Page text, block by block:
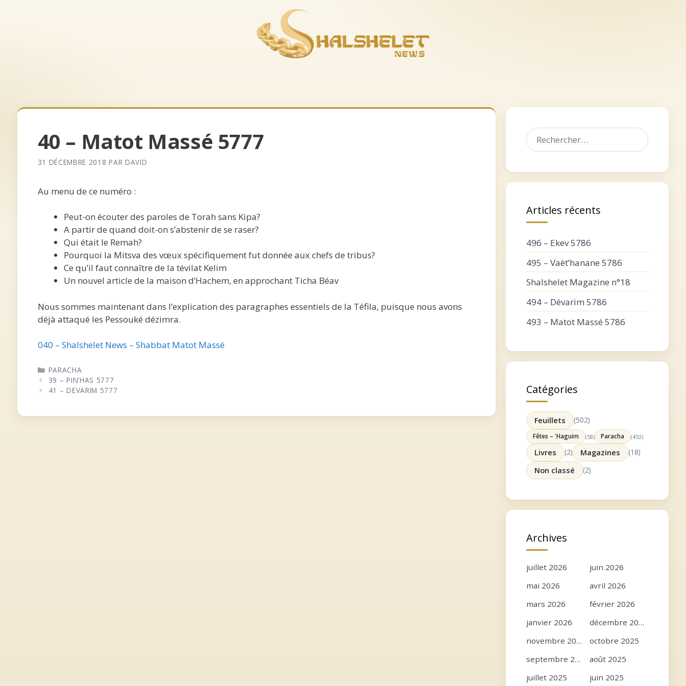
40 – Matot Massé 5777
31 DÉCEMBRE 2018 PAR DAVID
Au menu de ce numéro :
Peut-on écouter des paroles de Torah sans Kipa?
A partir de quand doit-on s’abstenir de se raser?
Qui était le Remah?
Pourquoi la Mitsva des vœux spécifiquement fut donnée aux chefs de tribus?
Ce qu’il faut connaître de la tévilat Kelim
Un nouvel article de la maison d’Hachem, en approchant Ticha Béav
Nous sommes maintenant dans l’explication des paragraphes essentiels de la Téfila, puisque nous avons
déjà attaqué les Pessouké dézimra.
040 – Shalshelet News – Shabbat Matot Massé
CATÉGORIES
PARACHA
39 – PIN’HAS 5777
41 – DEVARIM 5777
Rechercher :
Articles récents
496 – Ekev 5786
495 – Vaèt’hanane 5786
Shalshelet Magazine n°18
494 – Dévarim 5786
493 – Matot Massé 5786
Catégories
Feuillets (502)
Fêtes – 'Haguim (58) Paracha (453)
Livres (2) Magazines (18)
Non classé (2)
Archives
juillet 2026
juin 2026
mai 2026
avril 2026
mars 2026
février 2026
janvier 2026
décembre 2025
novembre 2025
octobre 2025
septembre 2025
août 2025
juillet 2025
juin 2025